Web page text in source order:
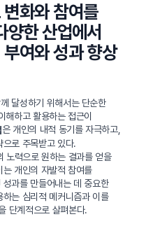
화와 참여를
양한 산업에서
여와 성과 향상
달성하기 위해서는 단순한
하고 활용하는 접근이
은 개인의 내적 동기를 자극하고,
로 주목받고 있다.
노력으로 원하는 결과를 얻을
개인의 자발적 참여를
과를 만들어내는 데 중요한
는 심리적 메커니즘과 이를
단계적으로 살펴본다.